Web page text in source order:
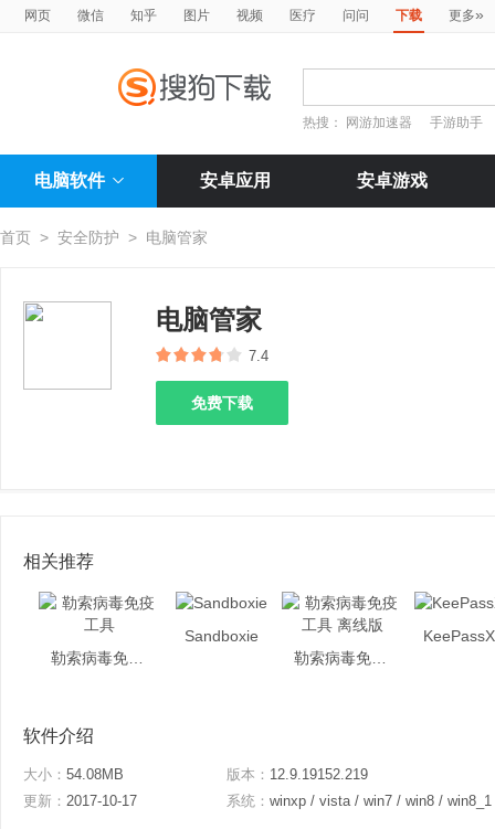
网页 微信 知乎 图片 视频 医疗 问问 下载 更多»
热搜： 网游加速器 手游助手
电脑软件 安卓应用 安卓游戏
首页 > 安全防护 > 电脑管家
电脑管家
7.4
免费下载
相关推荐
Sandboxie
软件介绍
大小： 54.08MB 版本： 12.9.19152.219
更新： 2017-10-17 系统： winxp / vista / win7 / win8 / win8_1